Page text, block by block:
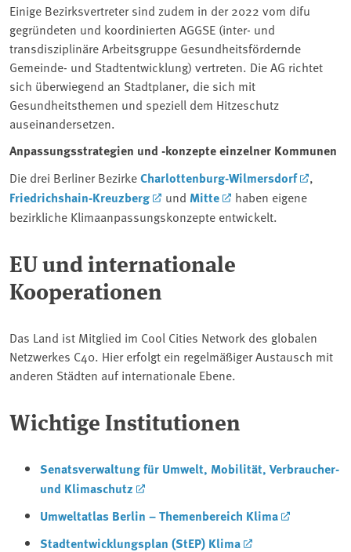
Einige Bezirksvertreter sind zudem in der 2022 vom difu
gegründeten und koordinierten AGGSE (inter- und
transdisziplinäre Arbeitsgruppe Gesundheitsfördernde
Gemeinde- und Stadtentwicklung) vertreten. Die AG richtet
sich überwiegend an Stadtplaner, die sich mit
Gesundheitsthemen und speziell dem Hitzeschutz
auseinandersetzen.
Anpassungsstrategien und -konzepte einzelner Kommunen
Die drei Berliner BezirkeCharlottenburg-Wilmersdorf ,
Friedrichshain-Kreuzberg und Mitte
haben eigene
bezirkliche Klimaanpassungskonzepte entwickelt.
EU und internationale
Kooperationen
Das Land ist Mitglied im Cool Cities Network des globalen
Netzwerkes C40. Hier erfolgt ein regelmäßiger Austausch mit
anderen Städten auf internationale Ebene.
Wichtige Institutionen
Senatsverwaltung für Umwelt, Mobilität, Verbraucher-
und Klimaschutz
Umweltatlas Berlin – Themenbereich Klima
Stadtentwicklungsplan (StEP) Klima